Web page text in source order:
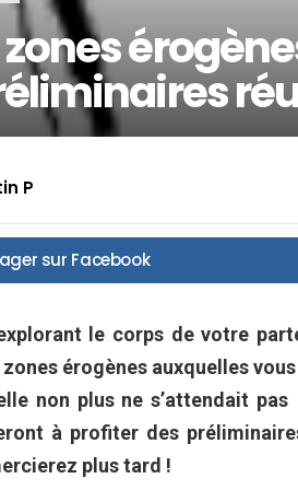
zones
P
sur Facebook
le corps de votre
zones érogènes auxquelles
non plus ne s’attendait
à profiter des
plus tard !